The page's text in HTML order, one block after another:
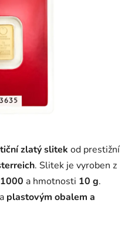
zlatý slitek od prestižní
. Slitek je vyroben z
a hmotnosti 10 g.
plastovým obalem a